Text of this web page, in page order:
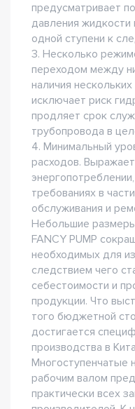
предусматривает
давления жидкости
одной ступени к
3. Несколько
переходом между
наличия
исключает риск
продляет срок
трубопровода в
4. Минимальный
расходов.
требованиях в
обслуживания и
Небольшие
FANCY PUMP
необходимых для
следствием чего
себестоимости и
продукции. Что
того бюджетной
достигается
производства в
Многоступенчатые
рабочим валом
практически всех